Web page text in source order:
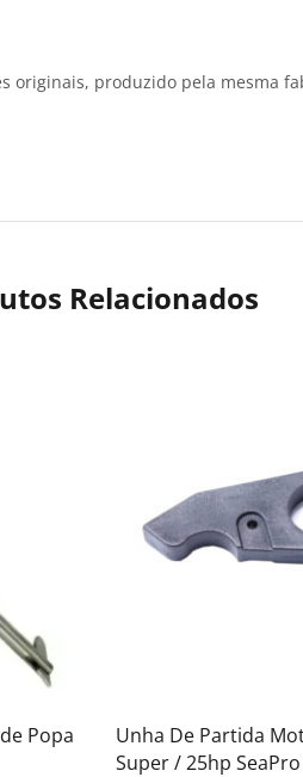
originais, produzido pela mesma
Relacionados
Popa
Unha De Partida
Super / 25hp SeaPro